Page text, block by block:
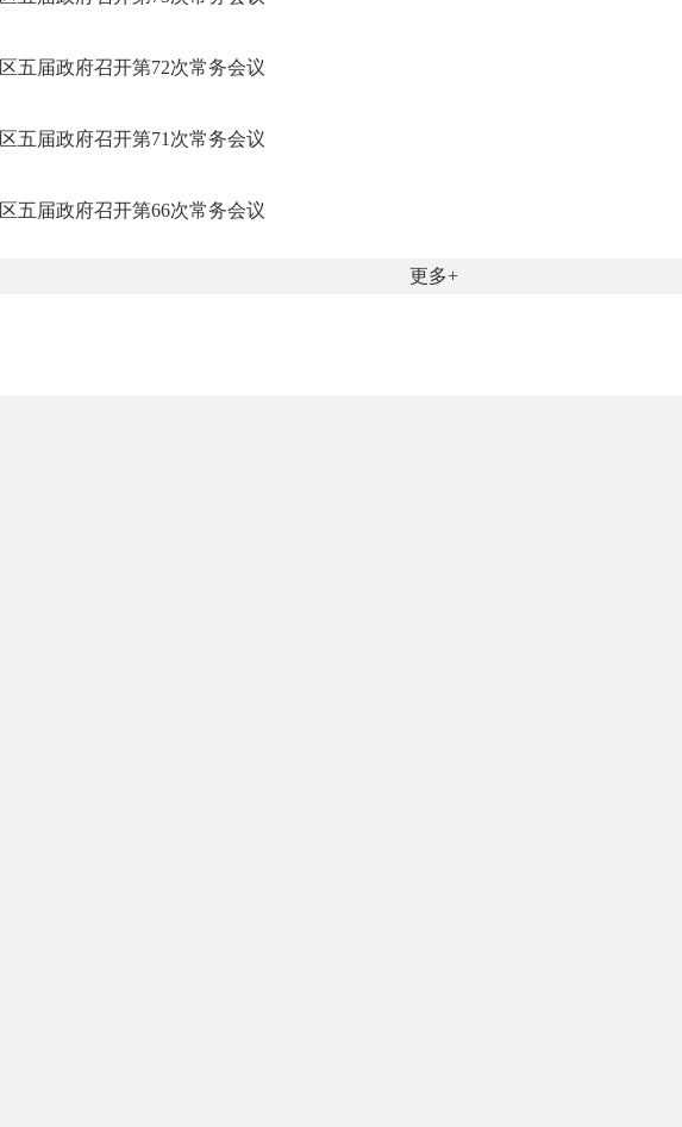
区五届政府召开第72次常务会议
区五届政府召开第71次常务会议
区五届政府召开第66次常务会议
更多